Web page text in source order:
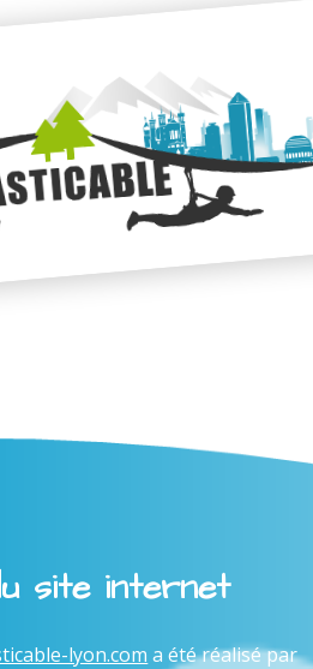
site internet
lyon.com a été réalisé par